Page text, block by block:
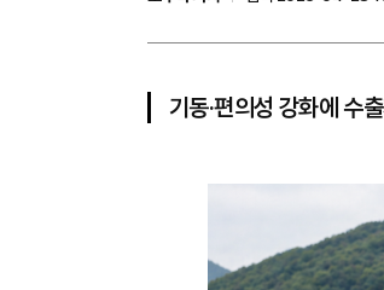
기동·편의성 강화에 수